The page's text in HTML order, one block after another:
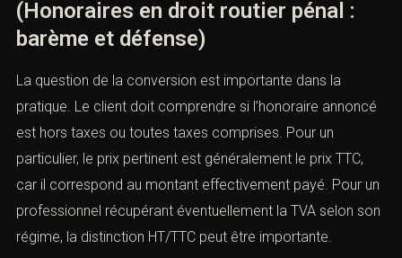
déplacement, preuves de soins, stage volontaire,
absence d’antécédents, charges familiales, éléments
XII. Conversion des coûts :
comprendre HT, TTC, forfait et
paiement
(Honoraires en droit routier pénal :